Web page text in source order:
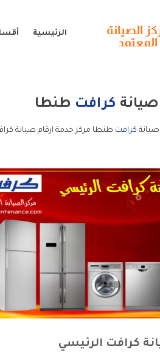
الرئيسية
صيانة كرافت طنطا
صيانة كرافت طنطا مركز خدمة ارقام صيانة
كرافت الرئيسي